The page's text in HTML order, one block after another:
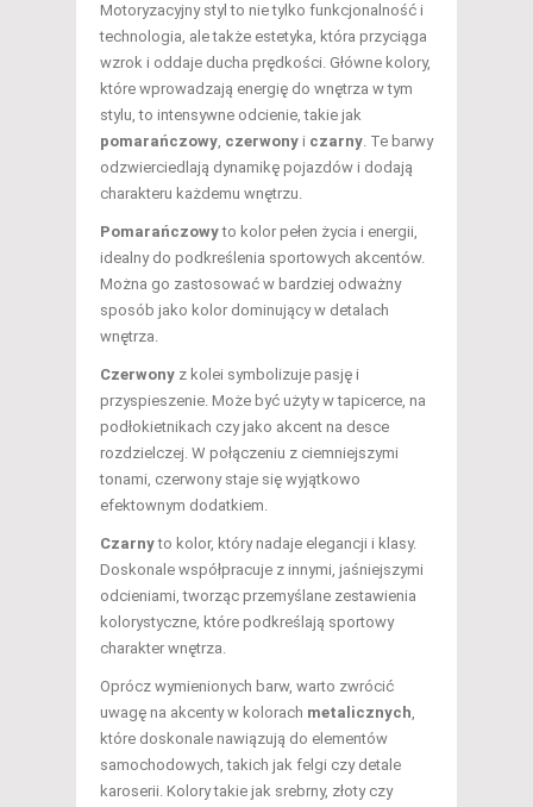
Motoryzacyjny styl to nie tylko funkcjonalność i
technologia, ale także estetyka, która przyciąga
wzrok i oddaje ducha prędkości. Główne kolory,
które wprowadzają energię do wnętrza w tym
stylu, to intensywne odcienie, takie jak
pomarańczowy, czerwony i czarny. Te barwy
odzwierciedlają dynamikę pojazdów i dodają
charakteru każdemu wnętrzu.
Pomarańczowyto kolor pełen życia i energii,
idealny do podkreślenia sportowych akcentów.
Można go zastosować w bardziej odważny
sposób jako kolor dominujący w detalach
wnętrza.
Czerwony z kolei symbolizuje pasję i
przyspieszenie. Może być użyty w tapicerce, na
podłokietnikach czy jako akcent na desce
rozdzielczej. W połączeniu z ciemniejszymi
tonami, czerwony staje się wyjątkowo
efektownym dodatkiem.
Czarnyto kolor, który nadaje elegancji i klasy.
Doskonale współpracuje z innymi, jaśniejszymi
odcieniami, tworząc przemyślane zestawienia
kolorystyczne, które podkreślają sportowy
charakter wnętrza.
Oprócz wymienionych barw, warto zwrócić
uwagę na akcenty w kolorach metalicznych,
które doskonale nawiązują do elementów
samochodowych, takich jak felgi czy detale
karoserii. Kolory takie jak srebrny, złoty czy